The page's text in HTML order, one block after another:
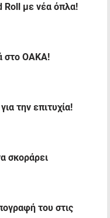
Roll με νέα όπλα!
στο ΟΑΚΑ!
την επιτυχία!
σκοράρει
του στις